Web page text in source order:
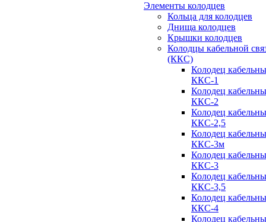
Элементы колодцев
Кольца для колодцев
Днища колодцев
Крышки колодцев
Колодцы кабельной
(ККС)
Колодец
ККС-1
Колодец
ККС-2
Колодец
ККС-2,5
Колодец
ККС-3м
Колодец
ККС-3
Колодец
ККС-3,5
Колодец
ККС-4
Колодец